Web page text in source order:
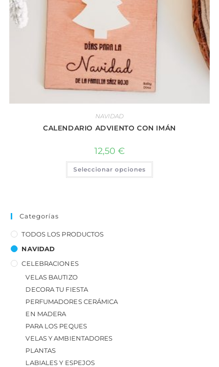
NAVIDAD
CALENDARIO ADVIENTO CON IMÁN
12,50€
Seleccionar opciones
Categorías
TODOS LOS PRODUCTOS
NAVIDAD
CELEBRACIONES
VELAS BAUTIZO
DECORA TU FIESTA
PERFUMADORES CERÁMICA
EN MADERA
PARA LOS PEQUES
VELAS Y AMBIENTADORES
PLANTAS
LABIALES Y ESPEJOS